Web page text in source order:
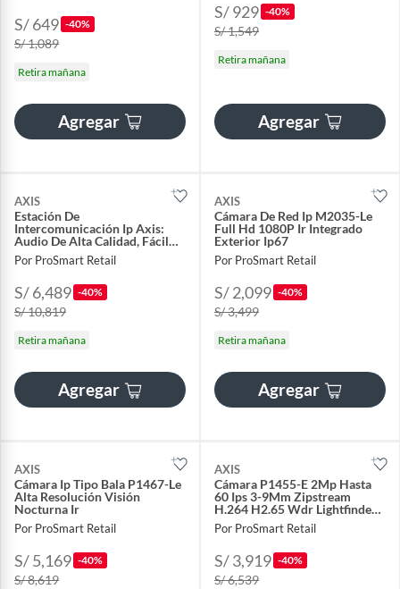
S/ 649 -40%
S/ 1,089
Retira mañana
Agregar
S/ 929 -40%
S/ 1,549
Retira mañana
Agregar
AXIS
Estación De
Intercomunicación Ip Axis:
Audio De Alta Calidad, Fácil
Instalación Y Conectiv
Por ProSmart Retail
S/ 6,489 -40%
S/ 10,819
Retira mañana
Agregar
AXIS
Cámara De Red Ip M2035-Le
Full Hd 1080P Ir Integrado
Exterior Ip67
Por ProSmart Retail
S/ 2,099 -40%
S/ 3,499
Retira mañana
Agregar
AXIS
Cámara Ip Tipo Bala P1467-Le
Alta Resolución Visión
Nocturna Ir
Por ProSmart Retail
S/ 5,169 -40%
S/ 8,619
AXIS
Cámara P1455-E 2Mp Hasta
60 Ips 3-9Mm Zipstream
H.264 H2.65 Wdr Lightfinder
2.0
Por ProSmart Retail
S/ 3,919 -40%
S/ 6,539